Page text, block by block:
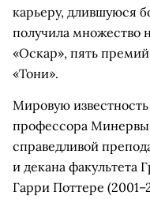
карьеру, длившуюся
получила множество
«Оскар», пять
«Тони».
Мировую
профессора Минервы
справедливой
и декана факультета
Гарри Поттере